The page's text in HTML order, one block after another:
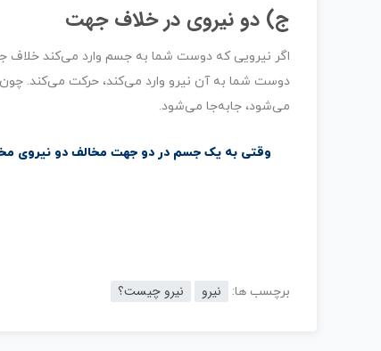
ج) دو نیروی در خلاف جهت
اگر نیرویی که دوست شما به جسم وارد می‌کند خلاف
دوست شما به آن نیرو وارد می‌کند، حرکت می‌کند.
می‌شود، جابه‌جا می‌شود.
وقتی به یک جسم در دو جهت مخالف دو نیروی
برچسب ها: نیرو نیرو چیست؟